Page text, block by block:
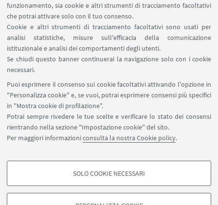
funzionamento, sia cookie e altri strumenti di tracciamento facoltativi
che potrai attivare solo con il tuo consenso.
Cookie e altri strumenti di tracciamento facoltativi sono usati per
analisi statistiche, misure sull'efficacia della comunicazione
istituzionale e analisi dei comportamenti degli utenti.
Se chiudi questo banner continuerai la navigazione solo con i cookie
necessari.
Puoi esprimere il consenso sui cookie facoltativi attivando l'opzione in
"Personalizza cookie" e, se vuoi, potrai esprimere consensi più specifici
in "Mostra cookie di profilazione".
Potrai sempre rivedere le tue scelte e verificare lo stato dei consensi
rientrando nella sezione "Impostazione cookie" del sito.
Per maggiori informazioniconsulta la nostra Cookie policy.
COOKIE DI PROFILAZIONE - FACOLTATIVI
SOLO COOKIE NECESSARI
Unità di Ricerca
PRIN BELT AND ROAD INITIATIVE
PROGETTI DI RICERCA DI RILEVANTE
INTERESSE NAZIONALE Bando 2017